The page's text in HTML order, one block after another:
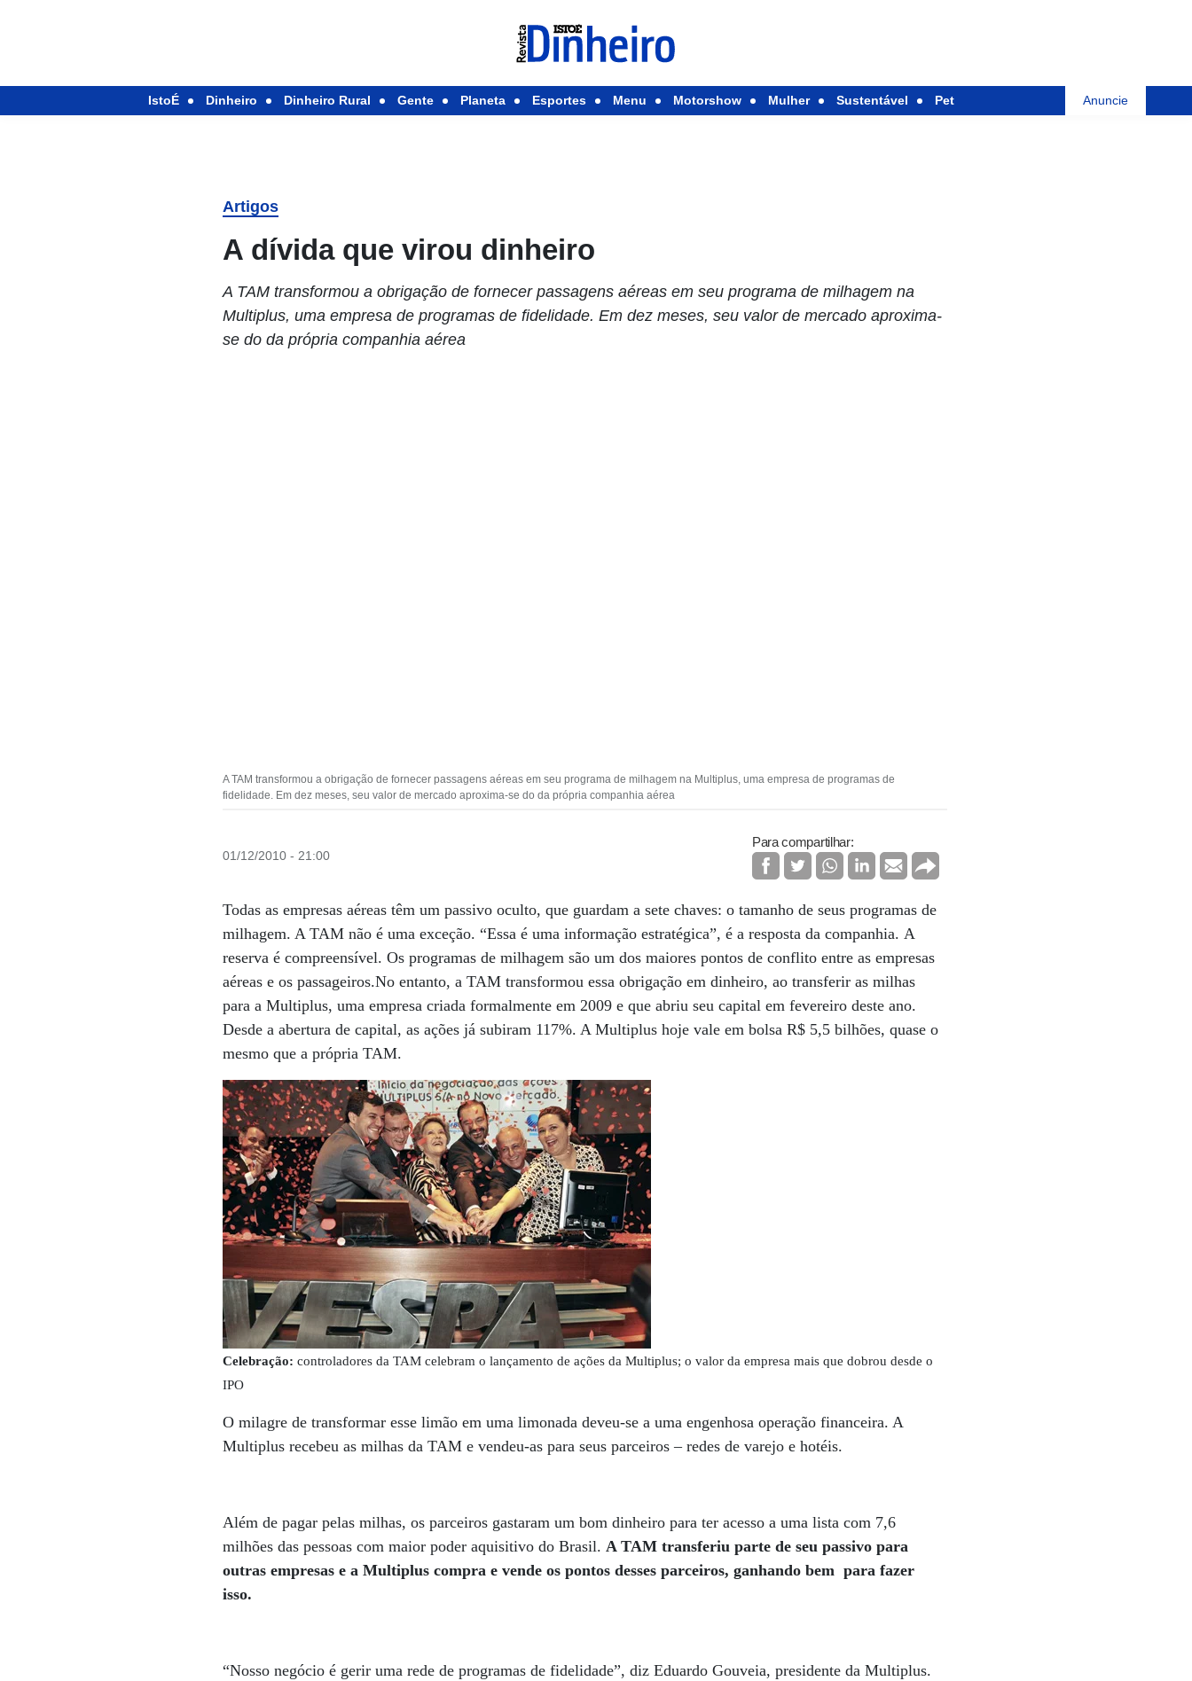
IstoÉ Dinheiro Dinheiro Rural Gente Planeta Esportes Menu Motorshow Mulher Sustentável Pet Anuncie
Artigos
A dívida que virou dinheiro
A TAM transformou a obrigação de fornecer passagens aéreas em seu programa de milhagem na
Multiplus, uma empresa de programas de fidelidade. Em dez meses, seu valor de mercado aproxima-
se do da própria companhia aérea
A TAM transformou a obrigação de fornecer passagens aéreas em seu programa de milhagem na Multiplus, uma empresa de programas de
fidelidade. Em dez meses, seu valor de mercado aproxima-se do da própria companhia aérea
01/12/2010 - 21:00
Para compartilhar:
Todas as empresas aéreas têm um passivo oculto, que guardam a sete chaves: o tamanho de seus programas de
milhagem. A TAM não é uma exceção. “Essa é uma informação estratégica”, é a resposta da companhia. A
reserva é compreensível. Os programas de milhagem são um dos maiores pontos de conflito entre as empresas
aéreas e os passageiros.No entanto, a TAM transformou essa obrigação em dinheiro, ao transferir as milhas
para a Multiplus, uma empresa criada formalmente em 2009 e que abriu seu capital em fevereiro deste ano.
Desde a abertura de capital, as ações já subiram 117%. A Multiplus hoje vale em bolsa R$ 5,5 bilhões, quase o
mesmo que a própria TAM.
Celebração: controladores da TAM celebram o lançamento de ações da Multiplus; o valor da empresa mais que dobrou desde o
IPO
O milagre de transformar esse limão em uma limonada deveu-se a uma engenhosa operação financeira. A
Multiplus recebeu as milhas da TAM e vendeu-as para seus parceiros – redes de varejo e hotéis.
Além de pagar pelas milhas, os parceiros gastaram um bom dinheiro para ter acesso a uma lista com 7,6
milhões das pessoas com maior poder aquisitivo do Brasil.A TAM transferiu parte de seu passivo para
outras empresas e a Multiplus compra e vende os pontos desses parceiros, ganhando bem para fazer
isso.
“Nosso negócio é gerir uma rede de programas de fidelidade”, diz Eduardo Gouveia, presidente da Multiplus.